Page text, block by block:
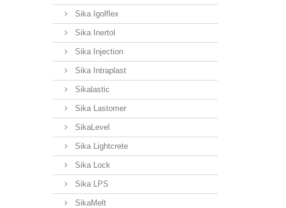
Sika Igolflex
Sika Inertol
Sika Injection
Sika Intraplast
Sikalastic
Sika Lastomer
SikaLevel
Sika Lightcrete
Sika Lock
Sika LPS
SikaMelt